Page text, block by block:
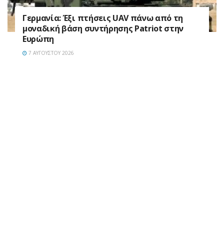
Γερμανία: Έξι πτήσεις UAV πάνω από τη
μοναδική βάση συντήρησης Patriot στην
Ευρώπη
7 ΑΥΓΟΎΣΤΟΥ 2026